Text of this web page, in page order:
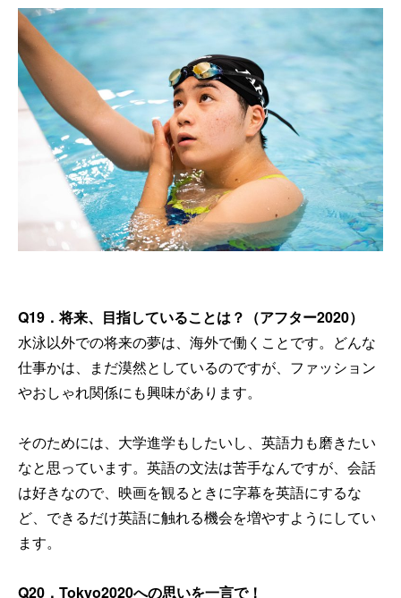
Q19 ．将来、目指していることは？（アフター2020）
水泳以外での将来の夢は、海外で働くことです。どんな
仕事かは、まだ漠然としているのですが、ファッション
やおしゃれ関係にも興味があります。
そのためには、大学進学もしたいし、英語力も磨きたい
なと思っています。英語の文法は苦手なんですが、会話
は好きなので、映画を観るときに字幕を英語にするな
ど、できるだけ英語に触れる機会を増やすようにしてい
ます。
Q20 ． Tokyo2020への思いを一言で！